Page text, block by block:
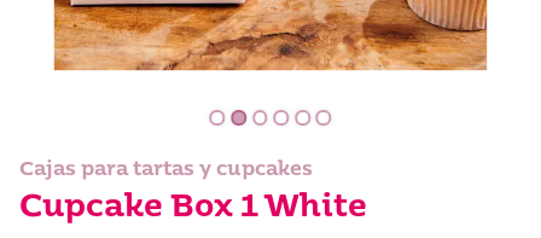
Cajas para tartas y cupcakes
Cupcake Box 1 White